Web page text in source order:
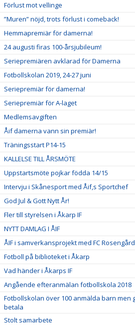
Förlust mot vellinge
”Muren” nöjd, trots förlust i comeback!
Hemmapremiär för damerna!
24 augusti firas 100-årsjubileum!
Seriepremiären avklarad för Damerna
Fotbollskolan 2019, 24-27 juni
Seriepremiär för damerna!
Seriepremiär för A-laget
Medlemsavgiften
Åif damerna vann sin premiär!
Träningsstart P14-15
KALLELSE TILL ÅRSMÖTE
Uppstartsmöte pojkar födda 14/15
Intervju i Skånesport med Åif,s Sportchef
God Jul & Gott Nytt År!
Fler till styrelsen i Åkarp IF
NYTT DAMLAG I ÅIF
ÅIF i samverkansprojekt med FC Rosengård
Fotboll på biblioteket i Åkarp
Vad händer i Åkarps IF
Angående efteranmälan fotbollskola 2018
Fotbollskolan över 100 anmälda barn men
betala
Stolt samarbete